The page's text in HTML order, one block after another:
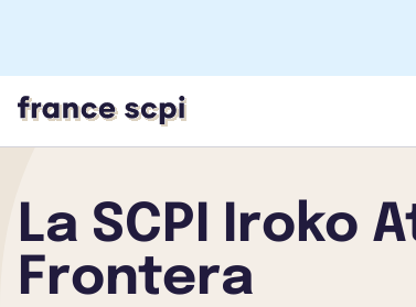
La SCPI Iroko
Frontera